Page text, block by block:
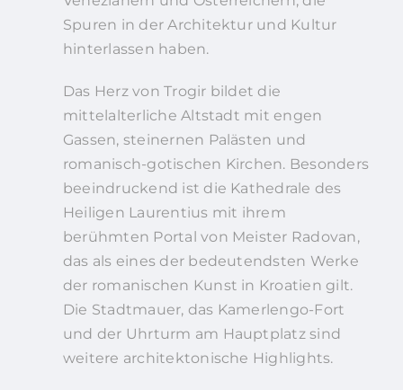
Spuren in der Architektur und Kultur
hinterlassen haben.
Das Herz von Trogir bildet die
mittelalterliche Altstadt mit engen
Gassen, steinernen Palästen und
romanisch-gotischen Kirchen. Besonders
beeindruckend ist die Kathedrale des
Heiligen Laurentius mit ihrem
berühmten Portal von Meister Radovan,
das als eines der bedeutendsten Werke
der romanischen Kunst in Kroatien gilt.
Die Stadtmauer, das Kamerlengo-Fort
und der Uhrturm am Hauptplatz sind
weitere architektonische Highlights.